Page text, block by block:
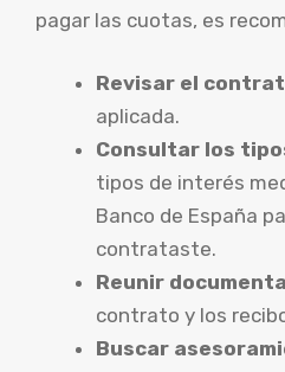
pagar las cuotas, es
Revisar el
aplicada.
Consultar los
tipos de interés
Banco de España
contrataste.
Reunir
contrato y los
Buscar